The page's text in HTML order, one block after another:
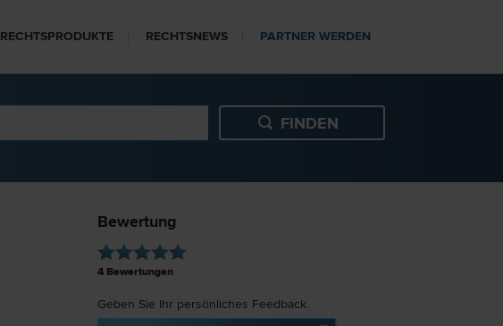
RECHTSPRODUKTE RECHTSNEWS PARTNER WERDEN
Bewertung
4Bewertungen
Geben Sie Ihr persönliches Feedback.